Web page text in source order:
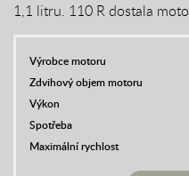
Výrobce motoru
Zdvihový objem motoru
Výkon
Spotřeba
Maximální rychlost
1,1 litru. 110 R dostala